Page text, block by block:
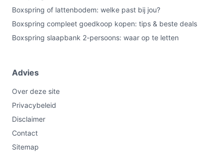
Boxspring of lattenbodem: welke past bij jou?
Boxspring compleet goedkoop kopen: tips & beste deals
Boxspring slaapbank 2-persoons: waar op te letten
Advies
Over deze site
Privacybeleid
Disclaimer
Contact
Sitemap